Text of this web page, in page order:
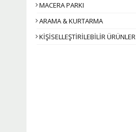
MACERA PARKI
ARAMA & KURTARMA
KİŞİSELLEŞTİRİLEBİLİR ÜRÜNLER